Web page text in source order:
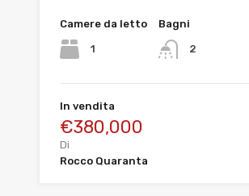
Camere da letto
1
Bagni
2
In vendita
€380,000
Di
Rocco Quaranta